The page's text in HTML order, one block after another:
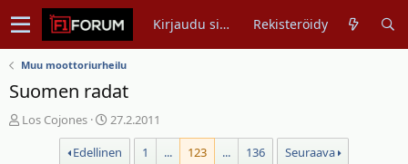
Kirjaudu sisään Rekisteröidy
Muu moottoriurheilu
Suomen radat
VLos Cojones
A
l
o
27.2.2011
Edellinen
1 ... 123 ... 136 Seuraava